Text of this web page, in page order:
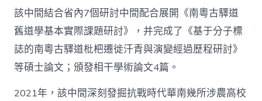
該中間結合省內7個研討中間配合展開《南粵古驛道
舊道學基本實際課題研討》，并完成了《基于分子標
誌的南粵古驛道枇杷遷徙汗青與演變經過歷程研討》
等碩士論文；頒發相干學術論文4篇。
2021年，該中間深刻發掘抗戰時代華南幾所涉農高校